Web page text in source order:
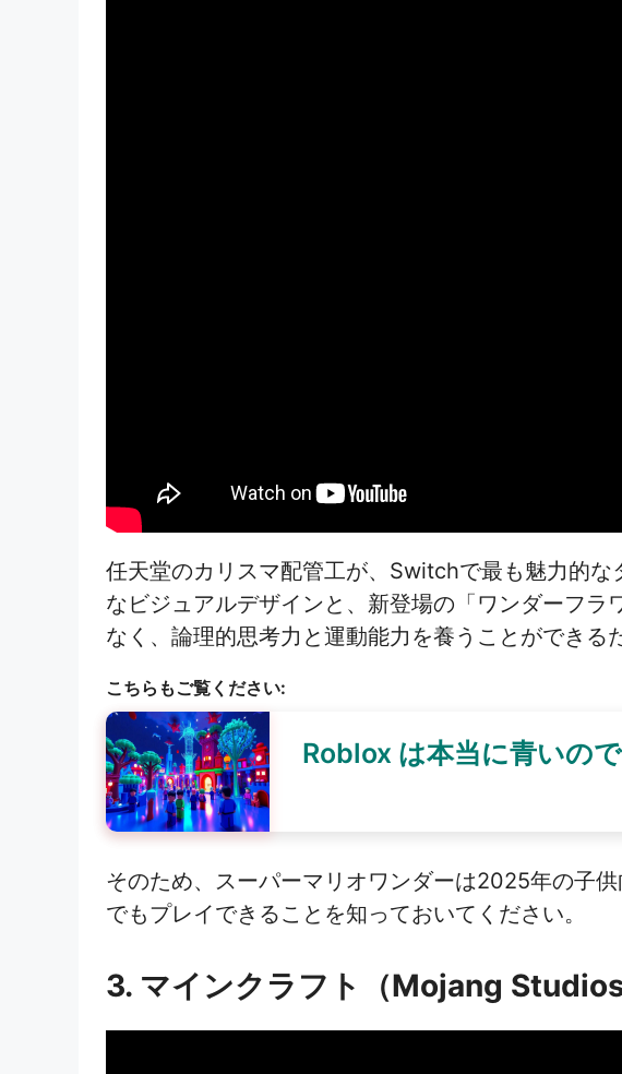
任天堂のカリスマ配管工が、Switchで最も魅力的
なビジュアルデザインと、新登場の「ワンダーフ
なく、論理的思考力と運動能力を養うことができ
こちらもご覧ください:
Roblox は本当に青いの
そのため、スーパーマリオワンダーは2025年の子
でもプレイできることを知っておいてください。
3. マインクラフト（Mojang Studios